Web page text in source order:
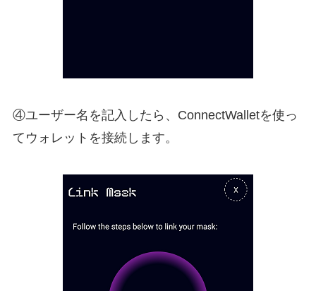
④ユーザー名を記入したら、ConnectWalletを使っ
てウォレットを接続します。